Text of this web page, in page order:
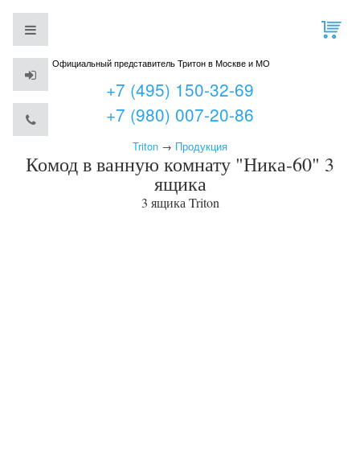
Официальный представитель Тритон в Москве и МО
+7 (495) 150-32-69
+7 (980) 007-20-86
Triton → Продукция
Комод в ванную комнату "Ника-60" 3
ящика
3 ящика Triton